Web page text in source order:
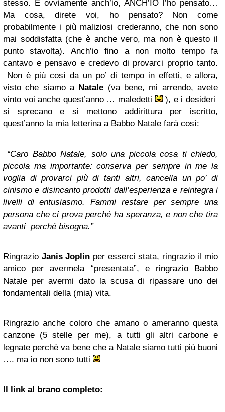
stesso. E ovviamente anch’io, ANCH’IO l’ho pensato…
Ma cosa, direte voi, ho pensato? Non come
probabilmente i più maliziosi crederanno, che non sono
mai soddisfatta (che è anche vero, ma non è questo il
punto stavolta). Anch’io fino a non molto tempo fa
cantavo e pensavo e credevo di provarci proprio tanto.
Non è più così da un po’ di tempo in effetti, e allora,
visto che siamo a Natale (va bene, mi arrendo, avete
vinto voi anche quest’anno … maledetti
), e i desideri
si sprecano e si mettono addirittura per iscritto,
quest’anno la mia letterina a Babbo Natale farà così:
“Caro Babbo Natale, solo una piccola cosa ti chiedo,
piccola ma importante: conserva per sempre in me la
voglia di provarci più di tanti altri, cancella un po’ di
cinismo e disincanto prodotti dall’esperienza e reintegra i
livelli di entusiasmo. Fammi restare per sempre una
persona che ci prova perché ha speranza, e non che tira
avanti perché bisogna.”
Ringrazio Janis Joplin per esserci stata, ringrazio il mio
amico per avermela “presentata”, e ringrazio Babbo
Natale per avermi dato la scusa di ripassare uno dei
fondamentali della (mia) vita.
Ringrazio anche coloro che amano o ameranno questa
canzone (5 stelle per me), a tutti gli altri carbone e
legnate perchè va bene che a Natale siamo tutti più buoni
…. ma io non sono tutti
Il link al brano completo: